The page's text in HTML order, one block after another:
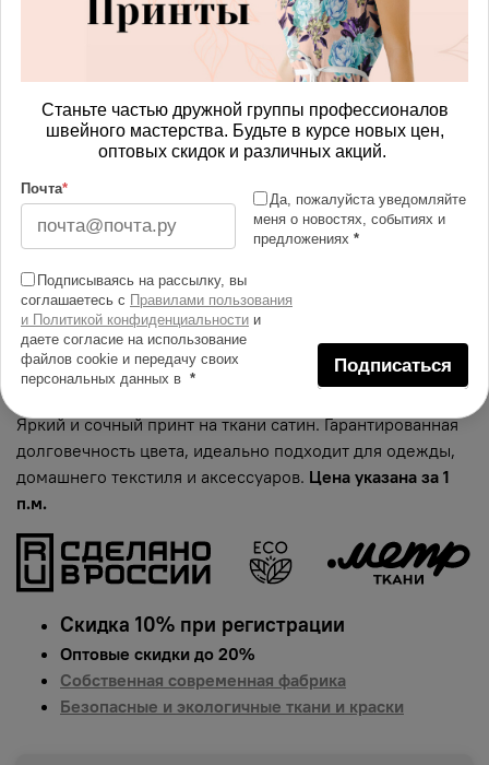
Получить доступ к оптовым ценам
766.00 руб
Купить в 1 клик
Добавить в сравнение
Описание тканей
Яркий и сочный принт на ткани сатин. Гарантированная
долговечность цвета, идеально подходит для одежды,
домашнего текстиля и аксессуаров. Цена указана за 1
п.м.
Скидка 10% при регистрации
Оптовые скидки до 20%
Собственная современная фабрика
Безопасные и экологичные ткани и краски
Станьте частью дружной группы профессионалов
швейного мастерства. Будьте в курсе новых цен,
оптовых скидок и различных акций.
Почта*
Да, пожалуйста уведомляйте
меня о новостях, событиях и
предложениях *
Подписываясь на рассылку, вы
соглашаетесь с Правилами пользования
и Политикой конфиденциальности и
даете согласие на использование
файлов cookie и передачу своих
персональных данных в *
Подписаться